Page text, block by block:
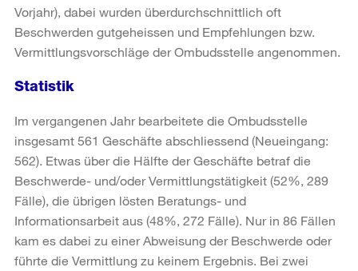
Vorjahr), dabei wurden überdurchschnittlich oft
Beschwerden gutgeheissen und Empfehlungen bzw.
Vermittlungsvorschläge der Ombudsstelle angenommen.
Statistik
Im vergangenen Jahr bearbeitete die Ombudsstelle
insgesamt 561 Geschäfte abschliessend (Neueingang:
562). Etwas über die Hälfte der Geschäfte betraf die
Beschwerde- und/oder Vermittlungstätigkeit (52%, 289
Fälle), die übrigen lösten Beratungs- und
Informationsarbeit aus (48%, 272 Fälle). Nur in 86 Fällen
kam es dabei zu einer Abweisung der Beschwerde oder
führte die Vermittlung zu keinem Ergebnis. Bei zwei